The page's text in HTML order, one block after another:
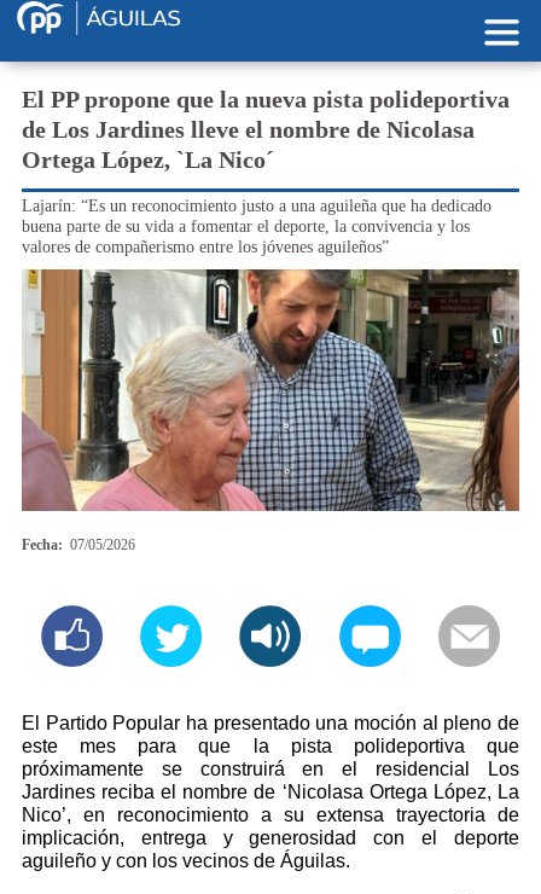
Pasar al contenido principal
El PP propone que la nueva pista polideportiva
de Los Jardines lleve el nombre de Nicolasa
Ortega López, `La Nico´
Lajarín: “Es un reconocimiento justo a una aguileña que ha dedicado
buena parte de su vida a fomentar el deporte, la convivencia y los
valores de compañerismo entre los jóvenes aguileños”
Fecha: 07/05/2026
El Partido Popular ha presentado una moción al pleno de
este mes para que la pista polideportiva que
próximamente se construirá en el residencial Los
Jardines reciba el nombre de ‘Nicolasa Ortega López, La
Nico’, en reconocimiento a su extensa trayectoria de
implicación, entrega y generosidad con el deporte
aguileño y con los vecinos de Águilas.